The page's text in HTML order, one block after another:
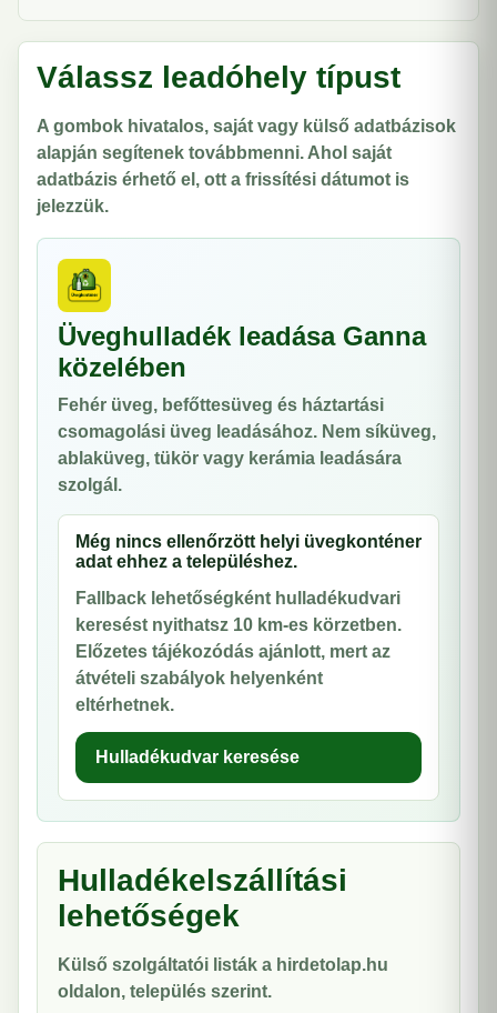
Válassz leadóhely típust
A gombok hivatalos, saját vagy külső adatbázisok
alapján segítenek továbbmenni. Ahol saját
adatbázis érhető el, ott a frissítési dátumot is
jelezzük.
Üveghulladék leadása Ganna
közelében
Fehér üveg, befőttesüveg és háztartási
csomagolási üveg leadásához. Nem síküveg,
ablaküveg, tükör vagy kerámia leadására
szolgál.
Még nincs ellenőrzött helyi üvegkonténer
adat ehhez a településhez.
Fallback lehetőségként hulladékudvari
keresést nyithatsz 10 km-es körzetben.
Előzetes tájékozódás ajánlott, mert az
átvételi szabályok helyenként
eltérhetnek.
Hulladékudvar keresése
Hulladékelszállítási
lehetőségek
Külső szolgáltatói listák a hirdetolap.hu
oldalon, település szerint.